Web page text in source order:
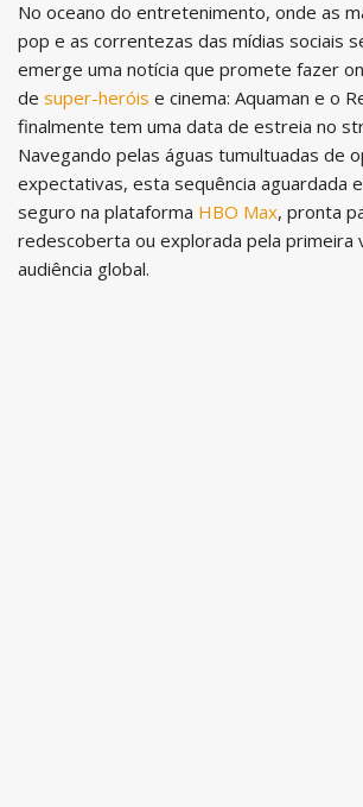
No oceano do entretenimento, onde as
pop e as correntezas das mídias sociais
emerge uma notícia que promete fazer
de super-heróis e cinema: Aquaman e o
finalmente tem uma data de estreia no
Navegando pelas águas tumultuadas de
expectativas, esta sequência aguardada
seguro na plataforma HBO Max, pronta
redescoberta ou explorada pela primeira
audiência global.